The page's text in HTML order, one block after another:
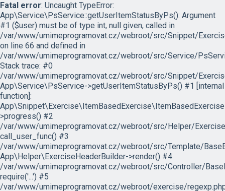
Fatal error: Uncaught TypeError:
App\Service\PsService::getUserItemStatusByPs(): Argument
#1 ($user) must be of type int, null given, called in
/var/www/umimeprogramovat.cz/webroot/src/Snippet/
on line 66 and defined in
/var/www/umimeprogramovat.cz/webroot/src/Service/
Stack trace: #0
/var/www/umimeprogramovat.cz/webroot/src/Snippet/
App\Service\PsService->getUserItemStatusByPs() #1 [internal
function]:
>progress() #2
/var/www/umimeprogramovat.cz/webroot/src/Helper/
call_user_func() #3
/var/www/umimeprogramovat.cz/webroot/src/Template/
App\Helper\ExerciseHeaderBuilder->render() #4
/var/www/umimeprogramovat.cz/webroot/src/Controller/
require('...') #5
/var/www/umimeprogramovat.cz/webroot/exercise/